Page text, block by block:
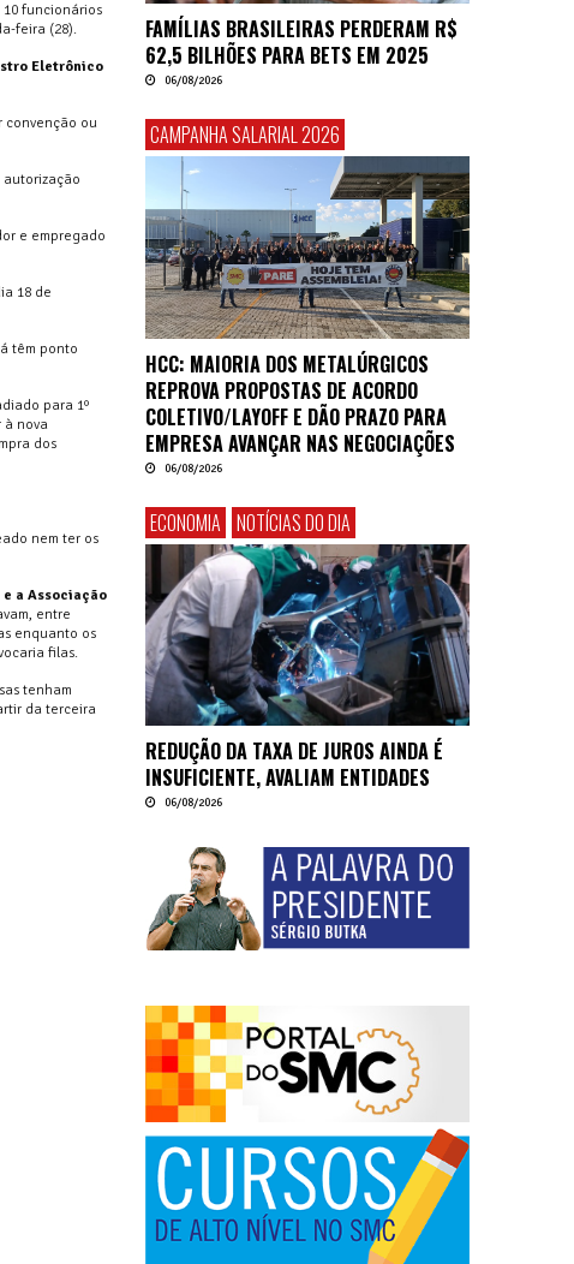
10 funcionários
feira (28).
Eletrônico
convenção ou
autorização
e empregado
18 de
têm ponto
para 1º
à nova
dos
nem ter os
a Associação
entre
enquanto os
filas.
tenham
da terceira
FAMÍLIAS BRASILEIRAS PERDERAM R$
62,5 BILHÕES PARA BETS EM 2025
06/08/2026
CAMPANHA SALARIAL 2026
HCC: MAIORIA DOS METALÚRGICOS
REPROVA PROPOSTAS DE ACORDO
COLETIVO/LAYOFF E DÃO PRAZO PARA
EMPRESA AVANÇAR NAS NEGOCIAÇÕES
06/08/2026
ECONOMIA NOTÍCIAS DO DIA
REDUÇÃO DA TAXA DE JUROS AINDA É
INSUFICIENTE, AVALIAM ENTIDADES
06/08/2026